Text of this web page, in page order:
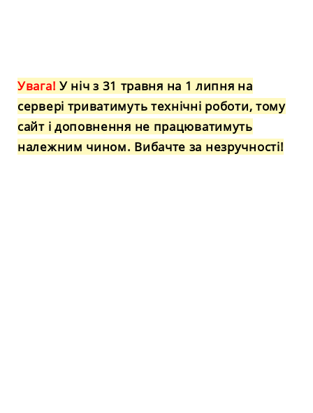
Увага! У ніч з 31 травня на 1 липня на
сервері триватимуть технічні роботи, тому
сайт і доповнення не працюватимуть
належним чином. Вибачте за незручності!